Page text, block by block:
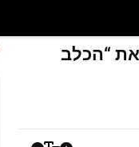
את “הכלב